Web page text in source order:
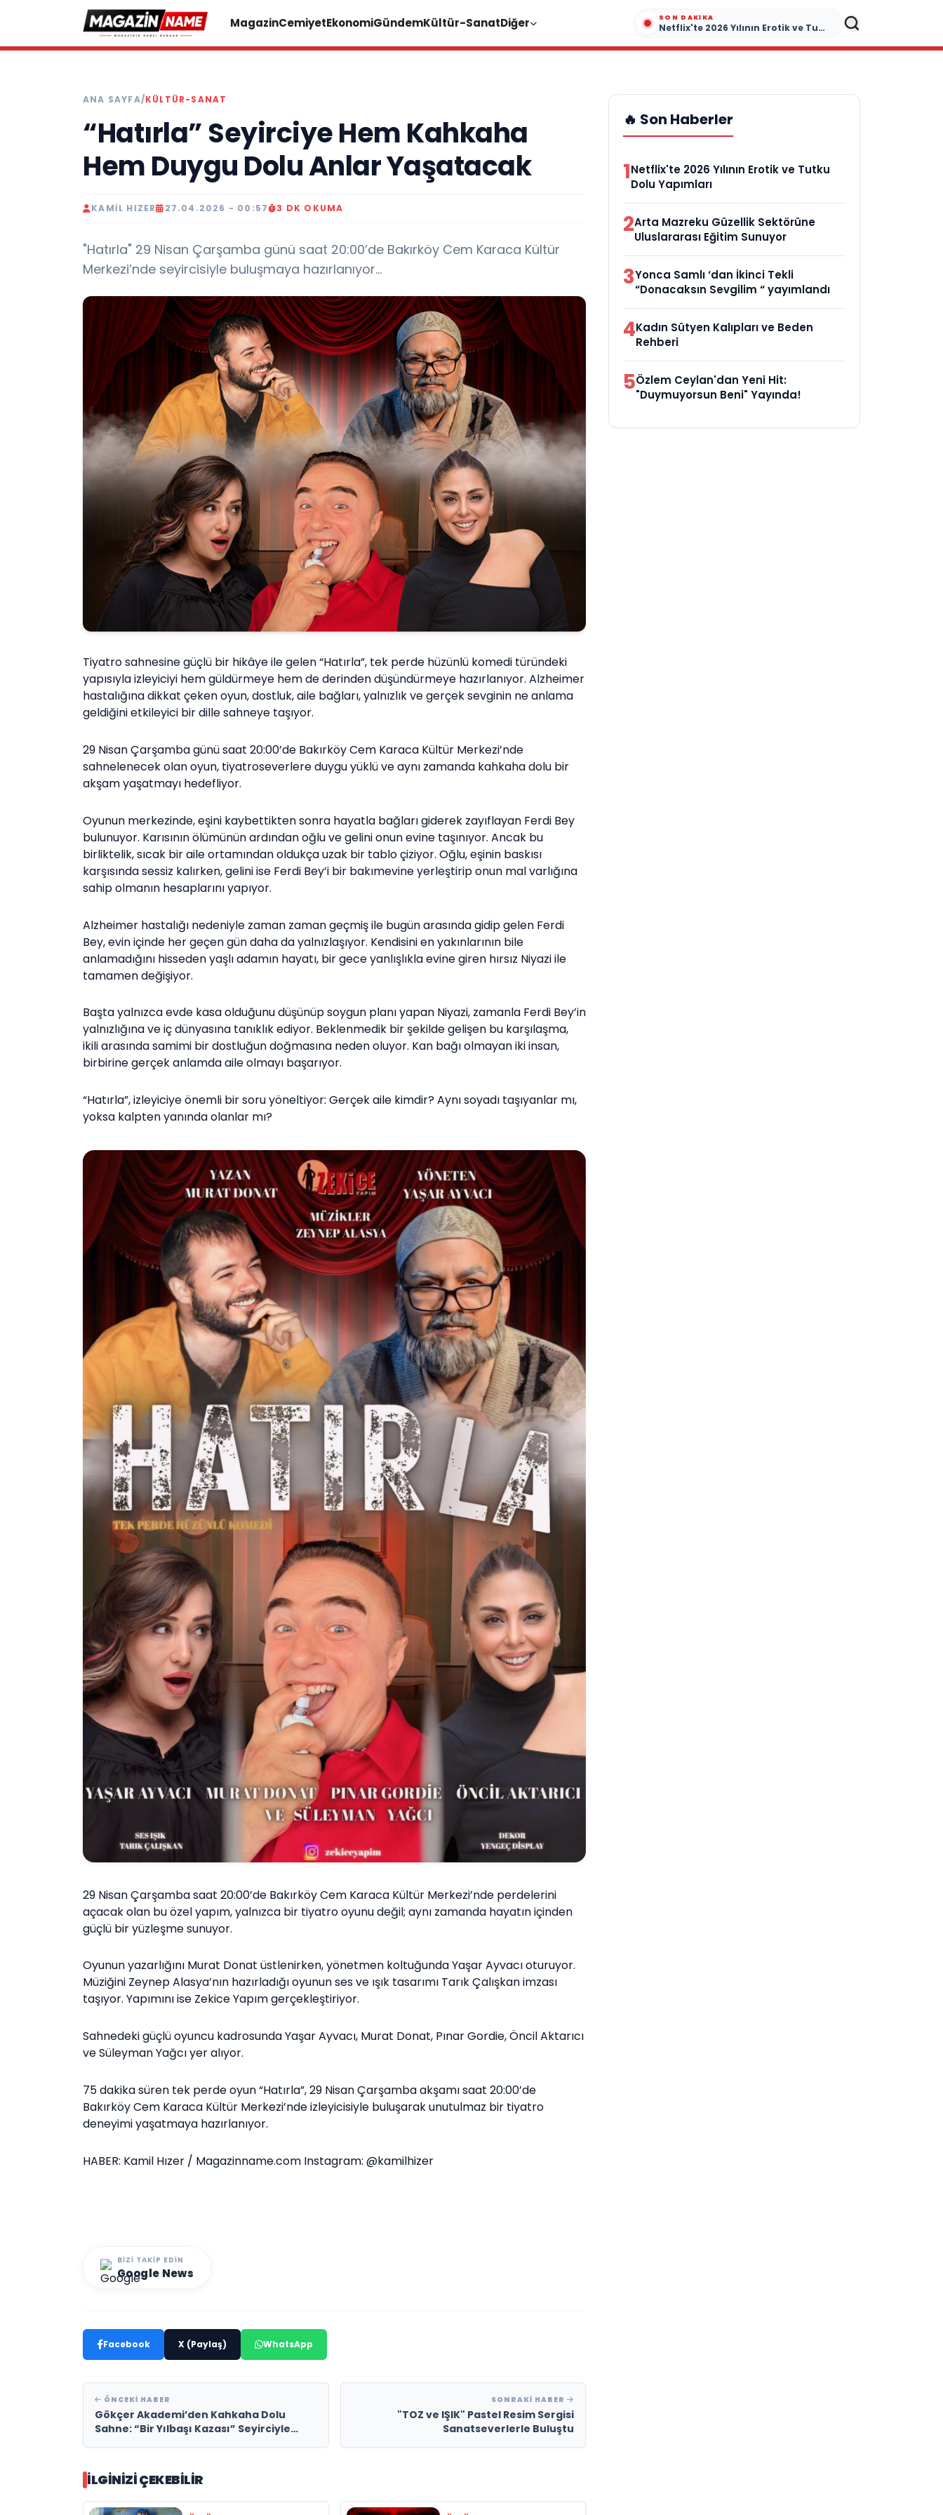
MagazinCemiyetEkonomiGündemKültür-SanatDiğer SON DAKIKA
Netflix'te 2026 Yılının Erotik ve Tutku Dolu Yapımları
ANA SAYFA/KÜLTÜR-SANAT
“Hatırla” Seyirciye Hem Kahkaha
Hem Duygu Dolu Anlar Yaşatacak
KAMIL HIZER 27.04.2026 - 00:57 3 DK OKUMA
"Hatırla" 29 Nisan Çarşamba günü saat 20:00’de Bakırköy Cem Karaca Kültür
Merkezi’nde seyircisiyle buluşmaya hazırlanıyor...
Tiyatro sahnesine güçlü bir hikâye ile gelen “Hatırla”, tek perde hüzünlü komedi türündeki
yapısıyla izleyiciyi hem güldürmeye hem de derinden düşündürmeye hazırlanıyor. Alzheimer
hastalığına dikkat çeken oyun, dostluk, aile bağları, yalnızlık ve gerçek sevginin ne anlama
geldiğini etkileyici bir dille sahneye taşıyor.
29 Nisan Çarşamba günü saat 20:00’de Bakırköy Cem Karaca Kültür Merkezi’nde
sahnelenecek olan oyun, tiyatroseverlere duygu yüklü ve aynı zamanda kahkaha dolu bir
akşam yaşatmayı hedefliyor.
Oyunun merkezinde, eşini kaybettikten sonra hayatla bağları giderek zayıflayan Ferdi Bey
bulunuyor. Karısının ölümünün ardından oğlu ve gelini onun evine taşınıyor. Ancak bu
birliktelik, sıcak bir aile ortamından oldukça uzak bir tablo çiziyor. Oğlu, eşinin baskısı
karşısında sessiz kalırken, gelini ise Ferdi Bey’i bir bakımevine yerleştirip onun mal varlığına
sahip olmanın hesaplarını yapıyor.
Alzheimer hastalığı nedeniyle zaman zaman geçmiş ile bugün arasında gidip gelen Ferdi
Bey, evin içinde her geçen gün daha da yalnızlaşıyor. Kendisini en yakınlarının bile
anlamadığını hisseden yaşlı adamın hayatı, bir gece yanlışlıkla evine giren hırsız Niyazi ile
tamamen değişiyor.
Başta yalnızca evde kasa olduğunu düşünüp soygun planı yapan Niyazi, zamanla Ferdi Bey’in
yalnızlığına ve iç dünyasına tanıklık ediyor. Beklenmedik bir şekilde gelişen bu karşılaşma,
ikili arasında samimi bir dostluğun doğmasına neden oluyor. Kan bağı olmayan iki insan,
birbirine gerçek anlamda aile olmayı başarıyor.
“Hatırla”, izleyiciye önemli bir soru yöneltiyor: Gerçek aile kimdir? Aynı soyadı taşıyanlar mı,
yoksa kalpten yanında olanlar mı?
29 Nisan Çarşamba saat 20:00’de Bakırköy Cem Karaca Kültür Merkezi’nde perdelerini
açacak olan bu özel yapım, yalnızca bir tiyatro oyunu değil; aynı zamanda hayatın içinden
güçlü bir yüzleşme sunuyor.
Oyunun yazarlığını Murat Donat üstlenirken, yönetmen koltuğunda Yaşar Ayvacı oturuyor.
Müziğini Zeynep Alasya’nın hazırladığı oyunun ses ve ışık tasarımı Tarık Çalışkan imzası
taşıyor. Yapımını ise Zekice Yapım gerçekleştiriyor.
Sahnedeki güçlü oyuncu kadrosunda Yaşar Ayvacı, Murat Donat, Pınar Gordie, Öncil Aktarıcı
ve Süleyman Yağcı yer alıyor.
75 dakika süren tek perde oyun “Hatırla”, 29 Nisan Çarşamba akşamı saat 20:00’de
Bakırköy Cem Karaca Kültür Merkezi’nde izleyicisiyle buluşarak unutulmaz bir tiyatro
deneyimi yaşatmaya hazırlanıyor.
HABER: Kamil Hızer / Magazinname.com Instagram: @kamilhizer
BIZI TAKIP EDIN
Google News
Facebook X (Paylaş) WhatsApp
ÖNCEKI HABER
Gökçer Akademi’den Kahkaha Dolu
Sahne: “Bir Yılbaşı Kazası” Seyirciyle
SONRAKI HABER
"TOZ ve IŞIK" Pastel Resim Sergisi
Sanatseverlerle Buluştu
İLGINIZI ÇEKEBILIR
🔥 Son Haberler
1Netflix'te 2026 Yılının Erotik ve Tutku
Dolu Yapımları
2Arta Mazreku Güzellik Sektörüne
Uluslararası Eğitim Sunuyor
3Yonca Samlı ‘dan İkinci Tekli
“Donacaksın Sevgilim “ yayımlandı
4Kadın Sütyen Kalıpları ve Beden
Rehberi
5Özlem Ceylan'dan Yeni Hit:
"Duymuyorsun Beni" Yayında!